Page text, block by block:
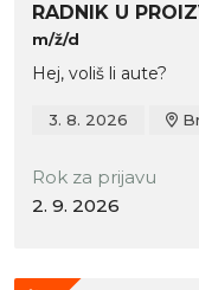
RADNIK U
m/ž/d
Hej, voliš li aute?
3. 8. 2026
Rok za prijavu
2. 9. 2026